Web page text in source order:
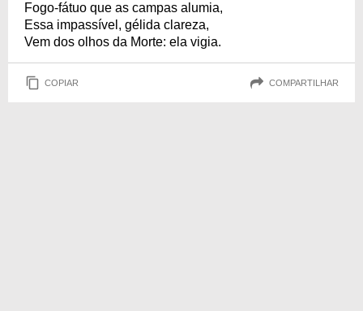
Fogo-fátuo que as campas alumia,
Essa impassível, gélida clareza,
Vem dos olhos da Morte: ela vigia.
COPIAR COMPARTILHAR